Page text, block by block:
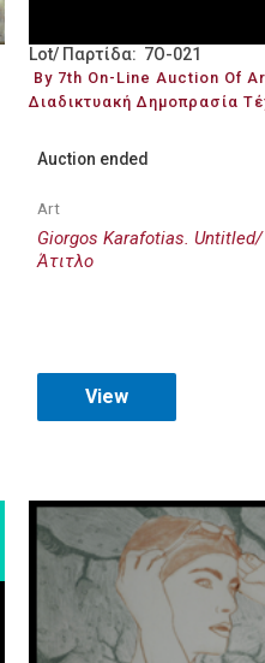
Lot/ Παρτίδα: 7O-021
By 7th On-Line Auction Of
Διαδικτυακή Δημοπρασία
Auction ended
Art
Giorgos Karafotias.
Άτιτλο
View